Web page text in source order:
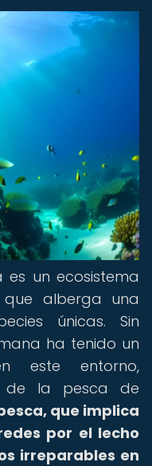
es un ecosistema
alberga una
únicas. Sin
ha tenido un
este entorno,
de la pesca de
que implica
por el lecho
irreparables en